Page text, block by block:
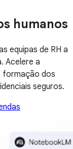
humanos
equipas de RH a
Acelere a
formação dos
seguros.